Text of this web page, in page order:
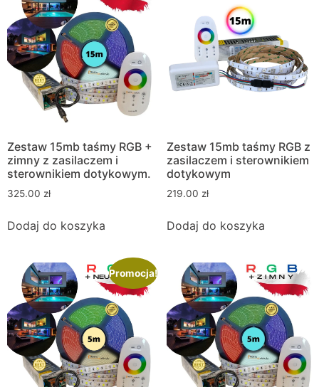
Zestaw 15mb taśmy RGB +
zimny z zasilaczem i
sterownikiem dotykowym.
325.00 zł
Dodaj do koszyka
Zestaw 15mb taśmy RGB z
zasilaczem i sterownikiem
dotykowym
219.00 zł
Dodaj do koszyka
Promocja!